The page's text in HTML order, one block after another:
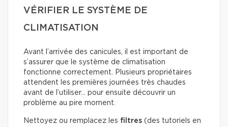
VÉRIFIER LE SYSTÈME DE
CLIMATISATION
Avant l’arrivée des canicules, il est important de
s’assurer que le système de climatisation
fonctionne correctement. Plusieurs propriétaires
attendent les premières journées très chaudes
avant de l’utiliser… pour ensuite découvrir un
problème au pire moment.
Nettoyez ou remplacez les filtres (des tutoriels en